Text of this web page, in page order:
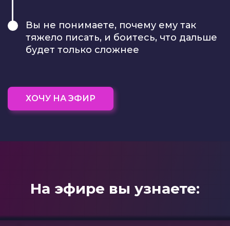
Вы не понимаете, почему ему так
тяжело писать, и боитесь, что дальше
будет только сложнее
ХОЧУ НА ЭФИР
На эфире вы узнаете: